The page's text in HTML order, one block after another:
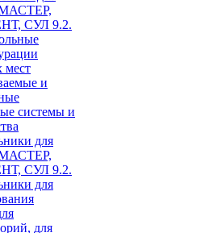
МАСТЕР,
СУЛ 9.2.
мест
и
системы и
для
МАСТЕР,
СУЛ 9.2.
для
для